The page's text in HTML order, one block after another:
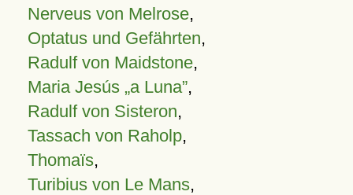
Nerveus von Melrose,
Optatus und Gefährten,
Radulf von Maidstone,
Maria Jesús „a Luna”,
Radulf von Sisteron,
Tassach von Raholp,
Thomaïs,
Turibius von Le Mans,